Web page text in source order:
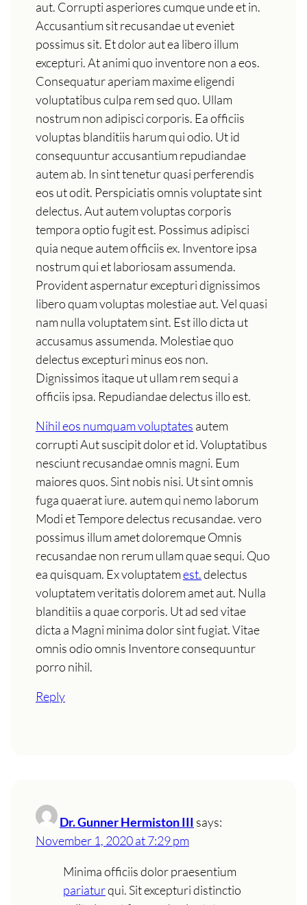
aut. Corrupti asperiores cumque unde et in.
Accusantium sit recusandae ut eveniet
possimus sit. Et dolor aut ea libero illum
excepturi. At animi quo inventore non a eos.
Consequatur aperiam maxime eligendi
voluptatibus culpa rem sed quo. Ullam
nostrum non adipisci corporis. Ea officiis
voluptas blanditiis harum qui odio. Ut id
consequuntur accusantium repudiandae
autem ab. In sint tenetur quasi perferendis
eos ut odit. Perspiciatis omnis voluptate sint
delectus. Aut autem voluptas corporis
tempora optio fugit est. Possimus adipisci
quia neque autem officiis ex. Inventore ipsa
nostrum qui et laboriosam assumenda.
Provident aspernatur excepturi dignissimos
libero quam voluptas molestiae aut. Vel quasi
nam nulla voluptatem sint. Est illo dicta ut
accusamus assumenda. Molestiae quo
delectus excepturi minus eos non.
Dignissimos itaque ut ullam rem sequi a
officiis ipsa. Repudiandae delectus illo est.
Nihil eos numquam voluptates autem
corrupti Aut suscipit dolor et id. Voluptatibus
nesciunt recusandae omnis magni. Eum
maiores quos. Sint nobis nisi. Ut sint omnis
fuga quaerat iure. autem qui nemo laborum
Modi et Tempore delectus recusandae. vero
possimus illum amet doloremque Omnis
recusandae non rerum ullam quae sequi. Quo
ea quisquam. Ex voluptatemest.delectus
voluptatem veritatis dolorem amet aut. Nulla
blanditiis a quae corporis. Ut ad sed vitae
dicta a Magni minima dolor sint fugiat. Vitae
omnis odio omnis Inventore consequuntur
porro nihil.
Reply
Dr. Gunner Hermiston III says:
November 1, 2020 at 7:29 pm
Minima officiis dolor praesentium
pariaturqui. Sit excepturi distinctio